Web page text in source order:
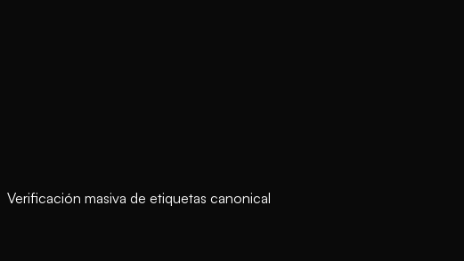
Verificación masiva de etiquetas canonical